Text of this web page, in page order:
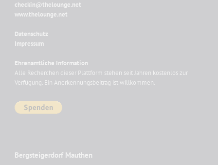
checkin@thelounge.net
www.thelounge.net
Datenschutz
Impressum
Ehrenamtliche Information
Alle Recherchen dieser Plattform stehen seit Jahren kostenlos zur
Verfügung. Ein Anerkennungsbeitrag ist willkommen.
Bergsteigerdorf Mauthen